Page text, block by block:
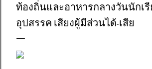
ท้องถิ่นและอาหารกลางวันนักเ
อุปสรรค เสียงผู้มีส่วนได้-เสีย